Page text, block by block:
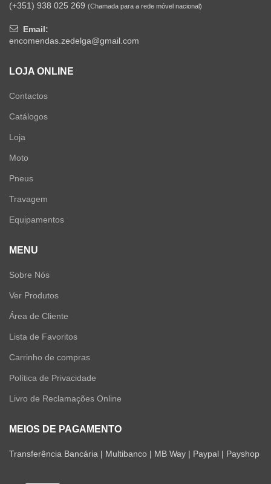
(+351) 938 025 269 (Chamada para a rede móvel nacional)
Email:
encomendas.zedelga@gmail.com
LOJA ONLINE
Contactos
Catálogos
Loja
Moto
Pneus
Travagem
Equipamentos
MENU
Sobre Nós
Ver Produtos
Área de Cliente
Lista de Favoritos
Carrinho de compras
Política de Privacidade
Livro de Reclamações Online
MEIOS DE PAGAMENTO
Transferência Bancária | Multibanco | MB Way | Paypal | Payshop